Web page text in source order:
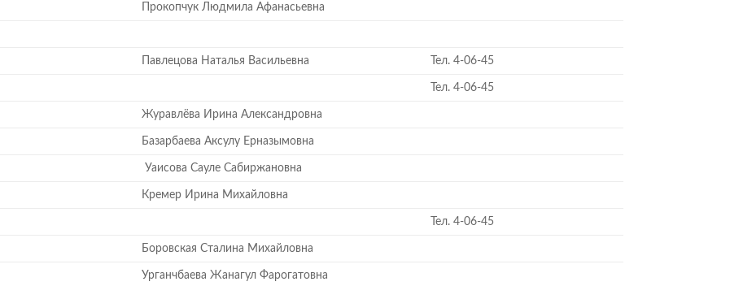
Прокопчук Людмила Афанасьевна
Павлецова Наталья Васильевна Тел. 4-06-45
Тел. 4-06-45
Журавлёва Ирина Александровна
Базарбаева Аксулу Ерназымовна
Уаисова Сауле Сабиржановна
Кремер Ирина Михайловна
Тел. 4-06-45
Боровская Сталина Михайловна
Урганчбаева Жанагул Фарогатовна